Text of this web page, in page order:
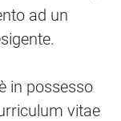
ad un
in possesso
vitae